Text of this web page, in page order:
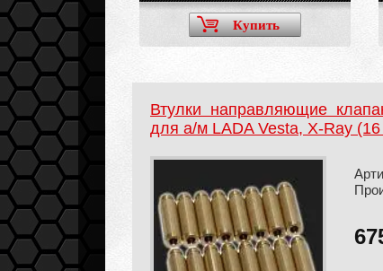
Купить
Втулки направляющие
для а/м LADA Vesta, X-Ray (16